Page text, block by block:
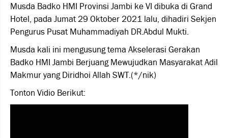
Musda Badko HMI Provinsi Jambi ke VI dibuka di Grand
Hotel, pada Jumat 29 Oktober 2021 lalu, dihadiri Sekjen
Pengurus Pusat Muhammadiyah DR.Abdul Mukti.
Musda kali ini mengusung tema Akselerasi Gerakan
Badko HMI Jambi Berjuang Mewujudkan Masyarakat Adil
Makmur yang Diridhoi Allah SWT.(*/nik)
Tonton Vidio Berikut: